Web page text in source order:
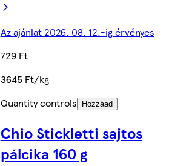
Az ajánlat 2026. 08. 12.-ig érvényes
729 Ft
3645 Ft/kg
Quantity controls
Hozzáad
Chio Stickletti sajtos
pálcika 160 g